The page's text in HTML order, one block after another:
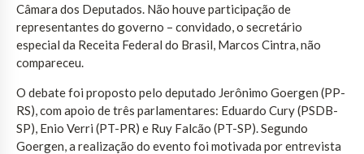
Câmara dos Deputados. Não houve participação de
representantes do governo – convidado, o secretário
especial da Receita Federal do Brasil, Marcos Cintra, não
compareceu.
O debate foi proposto pelo deputado Jerônimo Goergen (PP-
RS), com apoio de três parlamentares: Eduardo Cury (PSDB-
SP), Enio Verri (PT-PR) e Ruy Falcão (PT-SP). Segundo
Goergen, a realização do evento foi motivada por entrevista